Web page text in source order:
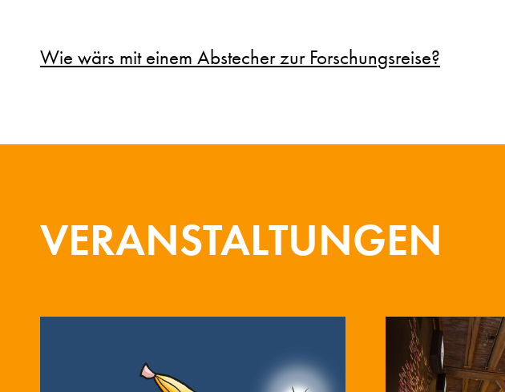
Wie wärs mit einem Abstecher zur Forschungsreise?
VERANSTALTUNGEN